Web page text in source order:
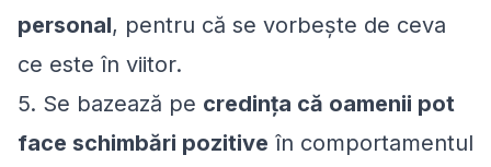
personal, pentru că se vorbeşte de ceva
ce este în viitor.
5. Se bazează pe credinţa că oamenii pot
face schimbări pozitive în comportamentul